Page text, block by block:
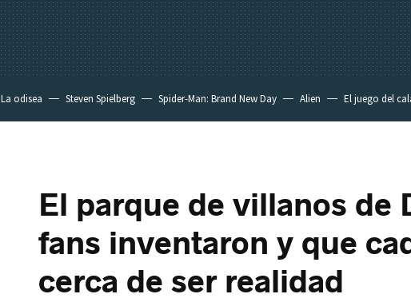
La odisea Steven Spielberg Spider-Man: Brand New Day Alien El juego del
El parque de villanos de
fans inventaron y que
cerca de ser realidad